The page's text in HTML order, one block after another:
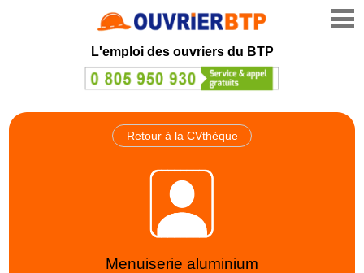
L'emploi des ouvriers du BTP
Retour à la CVthèque
Menuiserie aluminium